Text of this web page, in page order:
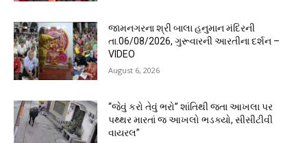
જામનગરના શ્રી બાલા હનુમાન મંદિરની
તા.06/08/2026, ગુરૂવારની આરતીના દર્શન –
VIDEO
August 6, 2026
“જેવું કરો તેવું ભરો” શાંતિથી જતા આખલા પર
પથ્થર મારતાં જ આખલો ભડક્યો, સીસીટીવી
વાયરલ”